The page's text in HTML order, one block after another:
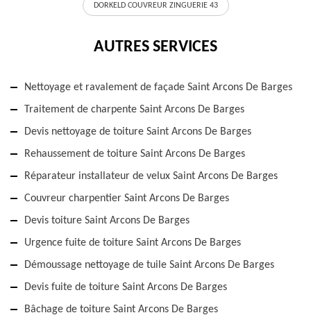
DORKELD COUVREUR ZINGUERIE 43
AUTRES SERVICES
Nettoyage et ravalement de façade Saint Arcons De Barges
Traitement de charpente Saint Arcons De Barges
Devis nettoyage de toiture Saint Arcons De Barges
Rehaussement de toiture Saint Arcons De Barges
Réparateur installateur de velux Saint Arcons De Barges
Couvreur charpentier Saint Arcons De Barges
Devis toiture Saint Arcons De Barges
Urgence fuite de toiture Saint Arcons De Barges
Démoussage nettoyage de tuile Saint Arcons De Barges
Devis fuite de toiture Saint Arcons De Barges
Bâchage de toiture Saint Arcons De Barges